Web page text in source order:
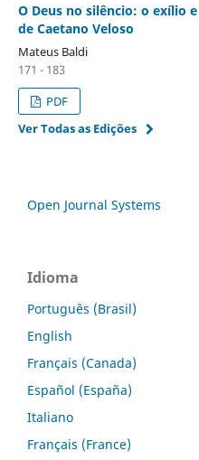
O Deus no silêncio: o exílio
de Caetano Veloso
Mateus Baldi
171 - 183
PDF
Ver Todas as Edições
Open Journal Systems
Idioma
Português (Brasil)
English
Français (Canada)
Español (España)
Italiano
Français (France)